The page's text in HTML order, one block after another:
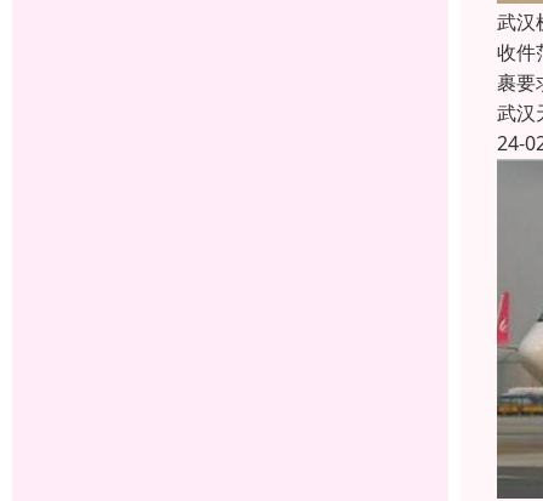
武汉
收件
裹要
武汉
24-